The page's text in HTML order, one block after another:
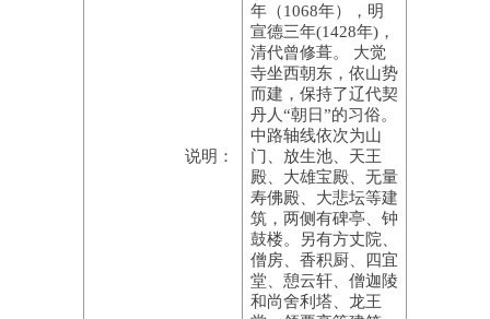
说明：
年（1068年），明
宣德三年(1428年)，
清代曾修葺。 大觉
寺坐西朝东，依山势
而建，保持了辽代契
丹人“朝日”的习俗。
中路轴线依次为山
门、放生池、天王
殿、大雄宝殿、无量
寿佛殿、大悲坛等建
筑，两侧有碑亭、钟
鼓楼。另有方丈院、
僧房、香积厨、四宜
堂、憩云轩、僧迦陵
和尚舍利塔、龙王